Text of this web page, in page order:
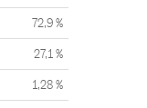
72,9 %
27,1 %
1,28 %